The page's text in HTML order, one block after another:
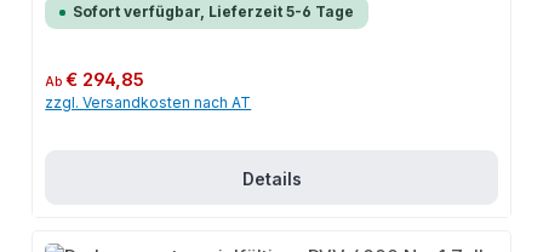
Sofort verfügbar, Lieferzeit 5-6 Tage
Regulärer Preis:
Ab€ 294,85
zzgl. Versandkosten nach AT
Details